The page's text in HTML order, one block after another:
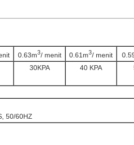
0.63m3/ menit 0.61m3/ menit
30KPA 40 KPA
50/60HZ